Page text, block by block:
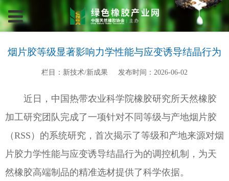
烟片胶等级显著影响力学性能与应变诱导结晶行为
栏目：新技术/新成果 发布时间：2026-06-02
近日，中国热带农业科学院橡胶研究所天然橡胶
加工研究团队完成了一项针对不同等级与产地烟片胶
（RSS）的系统研究，首次揭示了等级和产地来源对烟
片胶力学性能与应变诱导结晶行为的调控机制，为天
然橡胶高端制品的精准选材提供了科学依据。